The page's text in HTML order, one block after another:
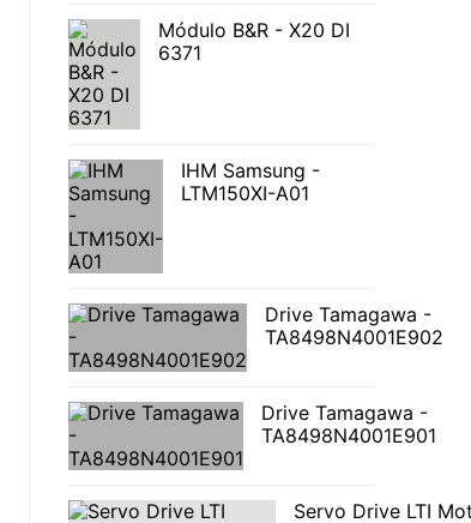
Módulo B&R - X20 DI
6371
IHM Samsung -
LTM150XI-A01
Drive Tamagawa -
TA8498N4001E902
Drive Tamagawa -
TA8498N4001E901
Servo Drive LTI